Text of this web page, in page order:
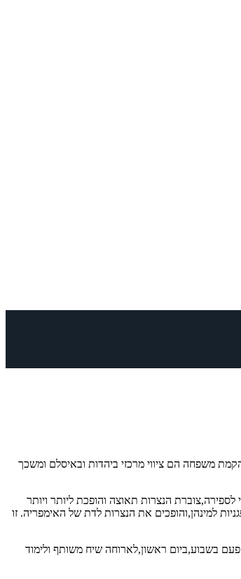
משפחה הם ציווי מרכזי ביהדות ובאיסלם ומשכך
הנצרות תאוצה והופכת ליותר ויותר
למינהן,והופכים את הנצרות לדת של האימפריה. זו
בשבוע,ביום ראשון,לארוחה שיח משותף ולימוד